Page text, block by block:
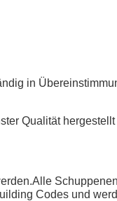
in
Qualität
Codes und